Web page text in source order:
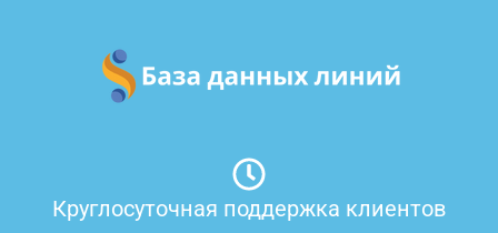
содержимому
Круглосуточная поддержка клиентов